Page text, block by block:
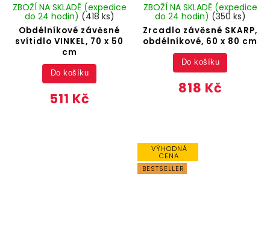
Obdélníkové závěsné
svítidlo VINKEL, 70 x 50
cm
ZBOŽÍ NA SKLADĚ (expedice
do 24 hodin) (418 ks)
511 Kč
Do košíku
Zrcadlo závěsné SKARP,
obdélníkové, 60 x 80 cm
ZBOŽÍ NA SKLADĚ (expedice
do 24 hodin) (350 ks)
818 Kč
Do košíku
VÝHODNÁ
CENA
BESTSELLER